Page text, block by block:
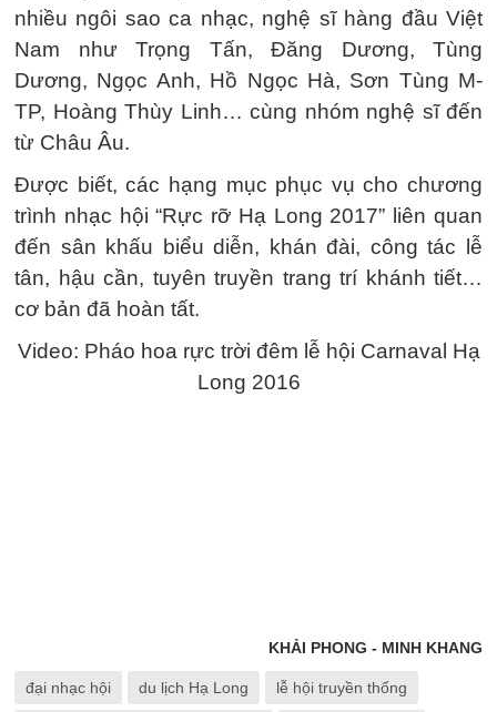
nhiều ngôi sao ca nhạc, nghệ sĩ hàng đầu Việt
Nam như Trọng Tấn, Đăng Dương, Tùng
Dương, Ngọc Anh, Hồ Ngọc Hà, Sơn Tùng M-
TP, Hoàng Thùy Linh… cùng nhóm nghệ sĩ đến
từ Châu Âu.
Được biết, các hạng mục phục vụ cho chương
trình nhạc hội “Rực rỡ Hạ Long 2017” liên quan
đến sân khấu biểu diễn, khán đài, công tác lễ
tân, hậu cần, tuyên truyền trang trí khánh tiết…
cơ bản đã hoàn tất.
Video: Pháo hoa rực trời đêm lễ hội Carnaval Hạ
Long 2016
KHẢI PHONG - MINH KHANG
đại nhạc hội du lịch Hạ Long lễ hội truyền thống